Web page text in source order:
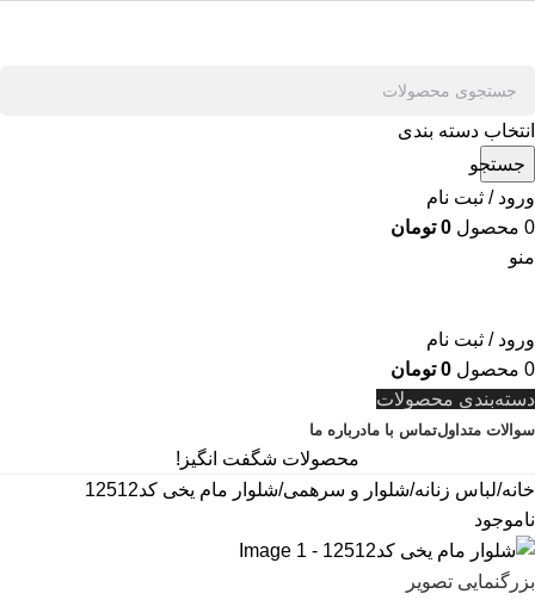
انتخاب دسته بندی
جستجو
ورود / ثبت نام
0 محصول 0 تومان
منو
ورود / ثبت نام
0 محصول 0 تومان
دسته‌بندی محصولات
سوالات متداولتماس با مادرباره ما
محصولات شگفت انگیز!
خانه لباس زنانه شلوار و سرهمی شلوار مام یخی کد12512
ناموجود
بزرگنمایی تصویر